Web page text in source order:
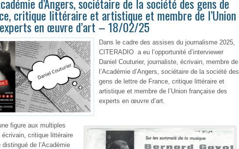
critique littéraire et artistique et membre de l’Union
en œuvre d’art – 18/02/25
Dans le cadre des assises du journalisme 2025,
CITERADIO a eu l’opportunité d’interviewer
Daniel Couturier, journaliste, écrivain, membre de
l’Académie d’Angers, sociétaire de la société des
gens de lettre de France, critique littéraire et
artistique et membre de l’Union française des
experts en œuvre d’art.
figure aux multiples
écrivain, critique littéraire
distingué de l’Académie